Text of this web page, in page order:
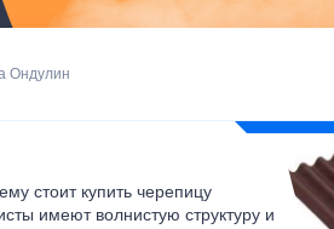
Ондулин
стоит купить черепицу
имеют волнистую структуру и